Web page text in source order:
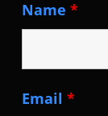
Name*
Email*